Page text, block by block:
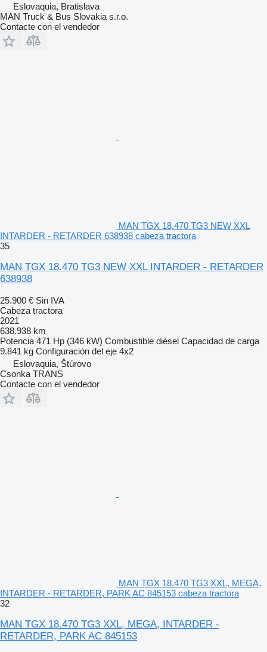
Eslovaquia, Bratislava
MAN Truck & Bus Slovakia s.r.o.
Contacte con el vendedor
MAN TGX 18.470 TG3 NEW XXL
INTARDER - RETARDER 638938 cabeza tractora
35
MAN TGX 18.470 TG3 NEW XXL INTARDER - RETARDER
638938
25.900 € Sin IVA
Cabeza tractora
2021
638.938 km
Potencia 471 Hp (346 kW) Combustible diésel Capacidad de carga
9.841 kg Configuración del eje 4x2
Eslovaquia, Štúrovo
Csonka TRANS
Contacte con el vendedor
MAN TGX 18.470 TG3 XXL, MEGA,
INTARDER - RETARDER, PARK AC 845153 cabeza tractora
32
MAN TGX 18.470 TG3 XXL, MEGA, INTARDER -
RETARDER, PARK AC 845153